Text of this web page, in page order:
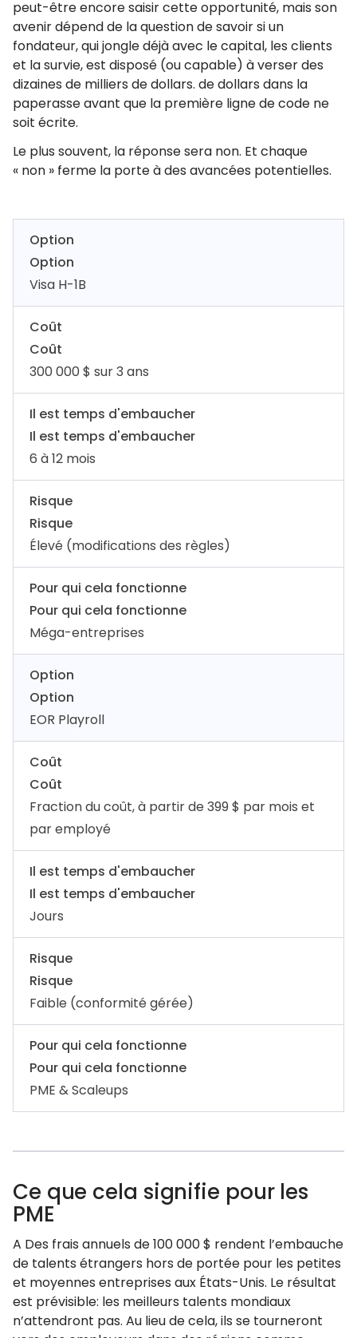
peut-être encore saisir cette opportunité, mais son
avenir dépend de la question de savoir si un
fondateur, qui jongle déjà avec le capital, les clients
et la survie, est disposé (ou capable) à verser des
dizaines de milliers de dollars. de dollars dans la
paperasse avant que la première ligne de code ne
soit écrite.
Le plus souvent, la réponse sera non. Et chaque
« non » ferme la porte à des avancées potentielles.
Option
Option
Visa H-1B
Coût
Coût
300 000 $ sur 3 ans
Il est temps d'embaucher
Il est temps d'embaucher
6 à 12 mois
Risque
Risque
Élevé (modifications des règles)
Pour qui cela fonctionne
Pour qui cela fonctionne
Méga-entreprises
Option
Option
EOR Playroll
Coût
Coût
Fraction du coût, à partir de 399 $ par mois et
par employé
Il est temps d'embaucher
Il est temps d'embaucher
Jours
Risque
Risque
Faible (conformité gérée)
Pour qui cela fonctionne
Pour qui cela fonctionne
PME & Scaleups
Ce que cela signifie pour les
PME
A Des frais annuels de 100 000 $ rendent l’embauche
de talents étrangers hors de portée pour les petites
et moyennes entreprises aux États-Unis. Le résultat
est prévisible: les meilleurs talents mondiaux
n’attendront pas. Au lieu de cela, ils se tourneront